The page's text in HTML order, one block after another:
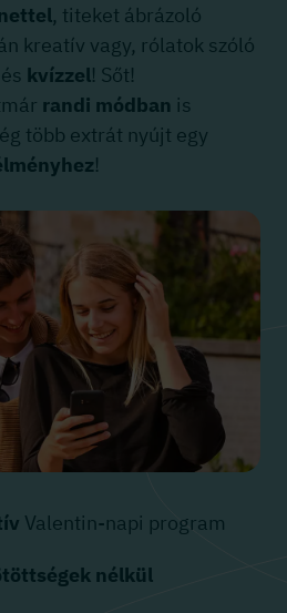
, titeket ábrázoló
kreatív vagy, rólatok szóló
és kvízzel! Sőt!
randi módban is
több extrát nyújt egy
!
Valentin-napi program
nélkül